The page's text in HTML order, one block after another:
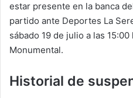
estar presente en la banca
partido ante Deportes La
sábado 19 de julio a las
Monumental.
Historial de